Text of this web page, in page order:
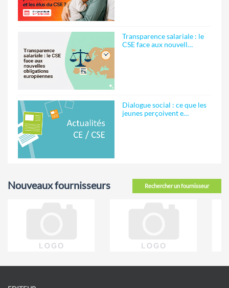
Transparence salariale : le
CSE face aux nouvell…
Dialogue social : ce que les
jeunes perçoivent e…
Rechercher un fournisseur
Nouveaux fournisseurs